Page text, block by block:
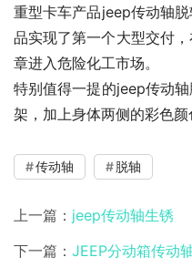
重型卡车产品jeep传动轴
品实现了第一个大型交付
章进入危险化工市场。
特别值得一提的jeep传动
架，加上身体两侧的彩色
传动轴 脱轴
上一篇： jeep传动轴生锈
下一篇： JEEP分动箱传动